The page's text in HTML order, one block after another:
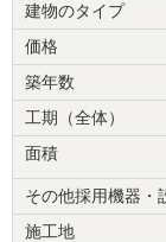
建物のタイプ
価格
築年数
工期（全体）
面積
その他採用機器・
施工地